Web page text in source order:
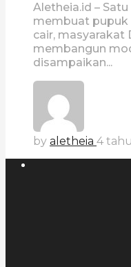
Aletheia.id –
membuat pupuk
cair, masyarakat
membangun
disampaikan...
by aletheia 4